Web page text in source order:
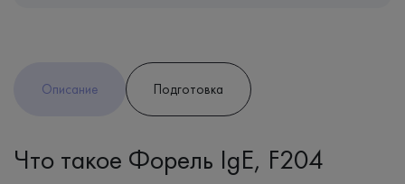
Описание Подготовка
Что такое Форель IgE, F204